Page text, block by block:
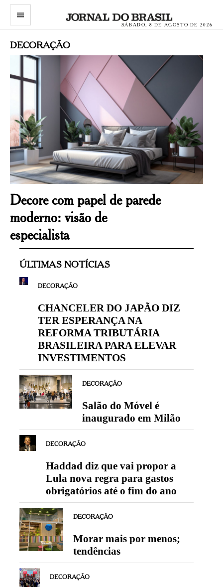
menu
SÁBADO, 8 DE AGOSTO DE 2026
DECORAÇÃO
Decore com papel de parede
moderno: visão de
especialista
ÚLTIMAS NOTÍCIAS
DECORAÇÃO
CHANCELER DO JAPÃO DIZ
TER ESPERANÇA NA
REFORMA TRIBUTÁRIA
BRASILEIRA PARA ELEVAR
INVESTIMENTOS
DECORAÇÃO
Salão do Móvel é
inaugurado em Milão
DECORAÇÃO
Haddad diz que vai propor a
Lula nova regra para gastos
obrigatórios até o fim do ano
DECORAÇÃO
Morar mais por menos;
tendências
DECORAÇÃO